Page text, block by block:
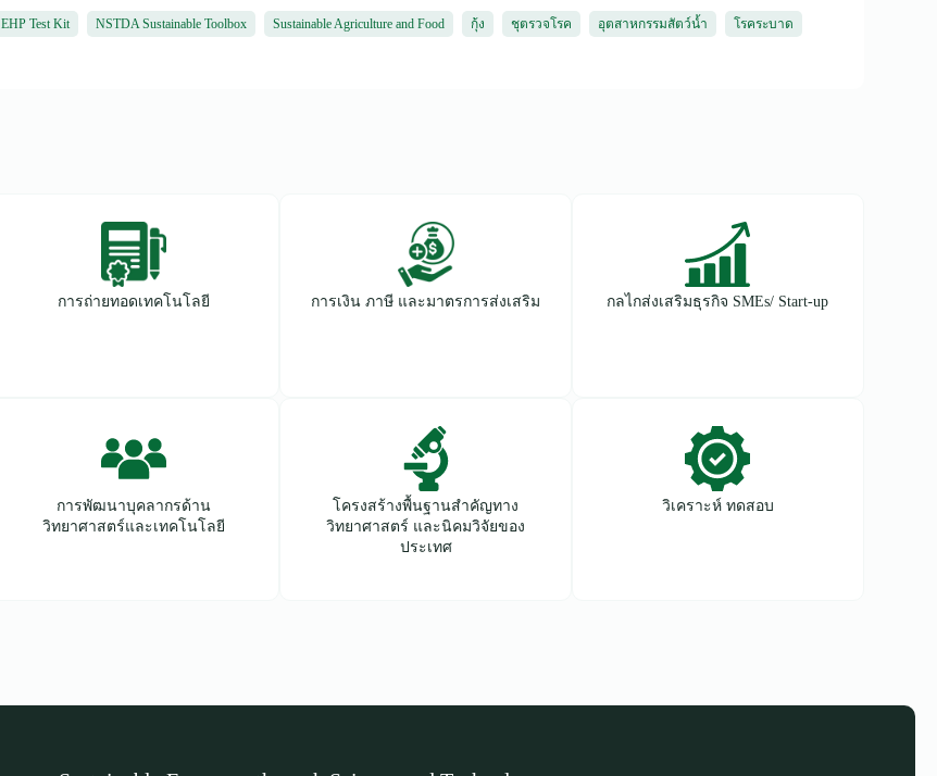
EHP Test Kit NSTDA Sustainable Toolbox Sustainable Agriculture and Food กุ้ง ชุตรวจโรค อุตสาหกรรมสัตว์น้ำ โรคระบาด
การถ่ายทอดเทคโนโลยี การเงิน ภาษี และมาตรการส่งเสริม กลไกส่งเสริมธุรกิจ SMEs/ Start-up
การพัฒนาบุคลากรด้าน
วิทยาศาสตร์และเทคโนโลยี
โครงสร้างพื้นฐานสำคัญทาง
วิทยาศาสตร์ และนิคมวิจัยของ
ประเทศ
วิเคราะห์ ทดสอบ